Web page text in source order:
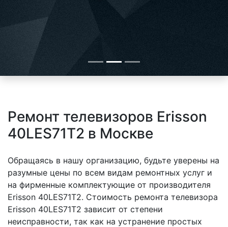
Ремонт телевизоров Erisson
40LES71T2 в Москве
Обращаясь в нашу организацию, будьте уверены на
разумные цены по всем видам ремонтных услуг и
на фирменные комплектующие от производителя
Erisson 40LES71T2. Стоимость ремонта телевизора
Erisson 40LES71T2 зависит от степени
неисправности, так как на устранение простых